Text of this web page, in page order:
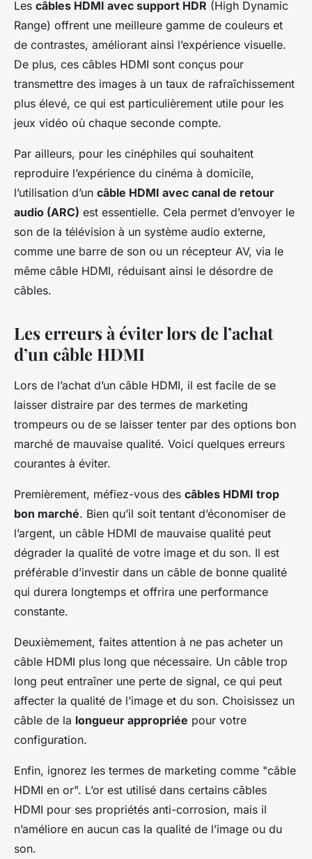
Les câbles HDMI avec support HDR (High Dynamic
Range) offrent une meilleure gamme de couleurs et
de contrastes, améliorant ainsi l’expérience visuelle.
De plus, ces câbles HDMI sont conçus pour
transmettre des images à un taux de rafraîchissement
plus élevé, ce qui est particulièrement utile pour les
jeux vidéo où chaque seconde compte.
Par ailleurs, pour les cinéphiles qui souhaitent
reproduire l’expérience du cinéma à domicile,
l’utilisation d’un câble HDMI avec canal de retour
audio (ARC) est essentielle. Cela permet d’envoyer le
son de la télévision à un système audio externe,
comme une barre de son ou un récepteur AV, via le
même câble HDMI, réduisant ainsi le désordre de
câbles.
Les erreurs à éviter lors de l’achat
d’un câble HDMI
Lors de l’achat d’un câble HDMI, il est facile de se
laisser distraire par des termes de marketing
trompeurs ou de se laisser tenter par des options bon
marché de mauvaise qualité. Voici quelques erreurs
courantes à éviter.
Premièrement, méfiez-vous des câbles HDMI trop
bon marché. Bien qu’il soit tentant d’économiser de
l’argent, un câble HDMI de mauvaise qualité peut
dégrader la qualité de votre image et du son. Il est
préférable d’investir dans un câble de bonne qualité
qui durera longtemps et offrira une performance
constante.
Deuxièmement, faites attention à ne pas acheter un
câble HDMI plus long que nécessaire. Un câble trop
long peut entraîner une perte de signal, ce qui peut
affecter la qualité de l’image et du son. Choisissez un
câble de la longueur appropriée pour votre
configuration.
Enfin, ignorez les termes de marketing comme "câble
HDMI en or". L’or est utilisé dans certains câbles
HDMI pour ses propriétés anti-corrosion, mais il
n’améliore en aucun cas la qualité de l’image ou du
son.